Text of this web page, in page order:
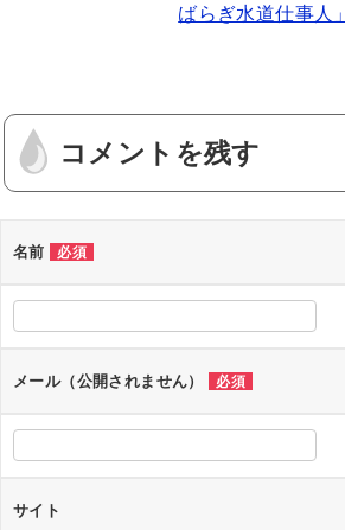
o
o
k
ばらぎ水道仕事人」
コメントを残す
名前 必須
メール（公開されません） 必須
サイト